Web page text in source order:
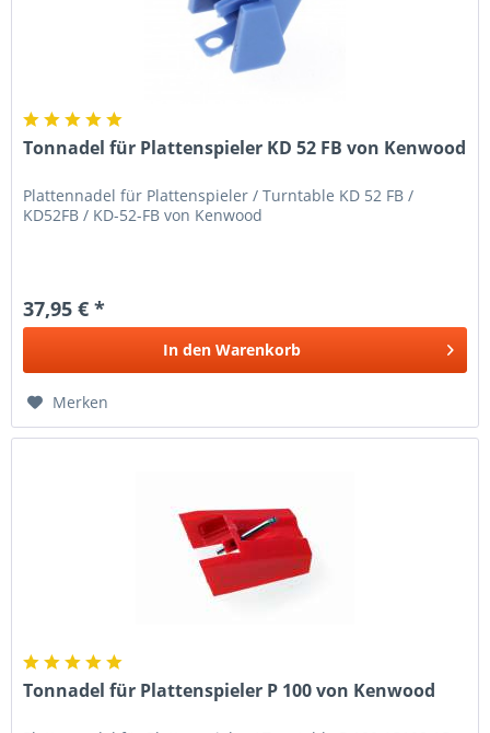
Tonnadel für Plattenspieler KD 52 FB von Kenwood
Plattennadel für Plattenspieler / Turntable KD 52 FB /
KD52FB / KD-52-FB von Kenwood
37,95 € *
In den Warenkorb
Merken
Tonnadel für Plattenspieler P 100 von Kenwood